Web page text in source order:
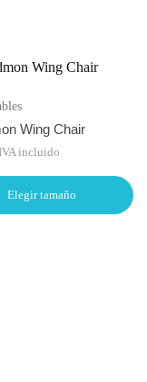
Wing Chair
IVA incluido
Elegir tamaño